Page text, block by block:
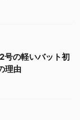
号の軽いバット初
理由